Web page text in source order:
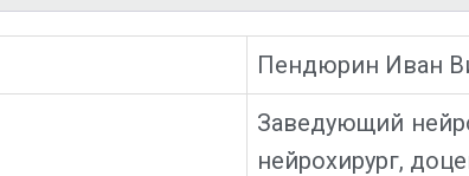
Пендюрин Иван
Заведующий
нейрохирург,